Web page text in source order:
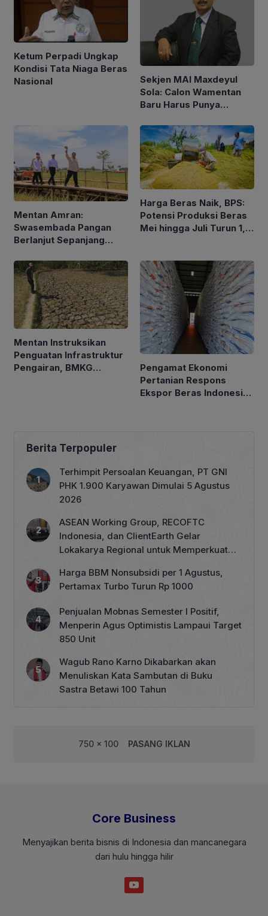
Ketum Perpadi Ungkap
Kondisi Tata Niaga Beras
Nasional
Sekjen MAI Maxdeyul
Sola: Calon Wamentan
Baru Harus Punya
Holistik
Mentan Amran:
Swasembada Pangan
Berlanjut Sepanjang
Harga Beras Naik, BPS:
Potensi Produksi Beras
Mei hingga Juli Turun 1,16
Mentan Instruksikan
Penguatan Infrastruktur
Pengairan, BMKG
Pengamat Ekonomi
Pertanian Respons
Ekspor Beras Indonesia
Berita Terpopuler
Terhimpit Persoalan Keuangan, PT GNI
PHK 1.900 Karyawan Dimulai 5 Agustus
2026
ASEAN Working Group, RECOFTC
Indonesia, dan ClientEarth Gelar
Lokakarya Regional untuk Memperkuat
Harga BBM Nonsubsidi per 1 Agustus,
Pertamax Turbo Turun Rp 1000
Penjualan Mobnas Semester I Positif,
Menperin Agus Optimistis Lampaui Target
850 Unit
Wagub Rano Karno Dikabarkan akan
Menuliskan Kata Sambutan di Buku
Sastra Betawi 100 Tahun
750 x 100 PASANG IKLAN
Core Business
Menyajikan berita bisnis di Indonesia dan mancanegara
dari hulu hingga hilir